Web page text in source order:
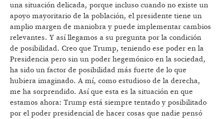
una situación delicada, porque incluso cuando no existe un
apoyo mayoritario de la población, el presidente tiene un
amplio margen de maniobra y puede implementar cambios
relevantes. Y así llegamos a su pregunta por la condición
de posibilidad. Creo que Trump, teniendo ese poder en la
Presidencia pero sin un poder hegemónico en la sociedad,
ha sido un factor de posibilidad más fuerte de lo que
hubiera imaginado. A mí, como estudioso de la derecha,
me ha sorprendido. Así que esta es la situación en que
estamos ahora: Trump está siempre tentado y posibilitado
por el poder presidencial de hacer cosas que nadie pensó